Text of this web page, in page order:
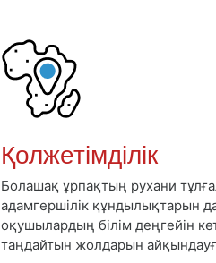
Қолжетімділік
Болашақ ұрпақтың рухани
адамгершілік құндылықтарын
оқушылардың білім деңгейін
таңдайтын жолдарын